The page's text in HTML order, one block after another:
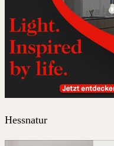
Hessnatur